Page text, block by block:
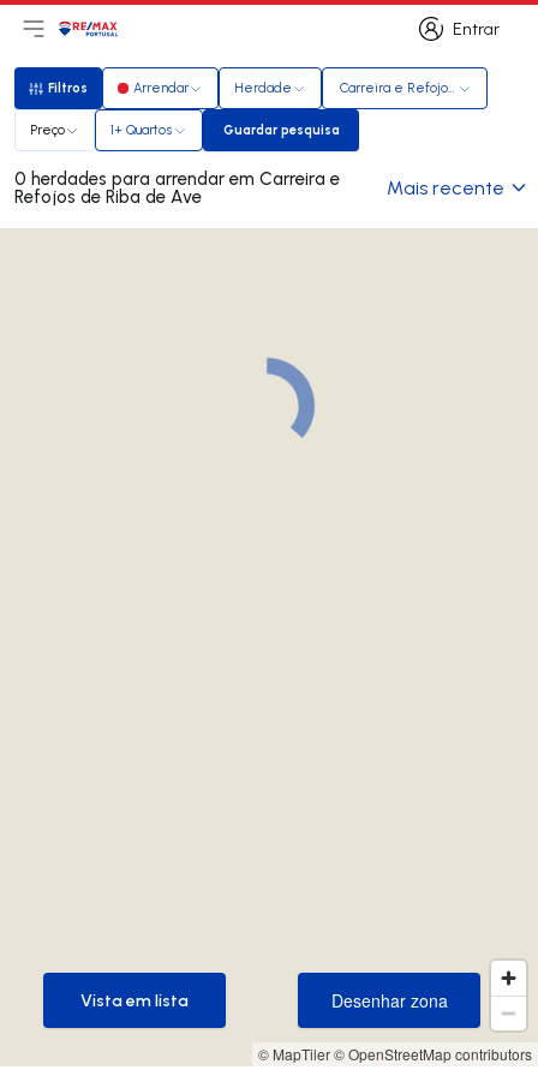
Entrar
Entrar
Abri menu principal
LogoIr para página inicial
Filtros
Filtros Arrendar Herdade Carreira e Refojos de Riba de
Preço 1+ Quartos Guardar pesquisa
Guardar pesquisa
0 herdades para arrendar em Carreira e
Refojos de Riba de Ave Mais recente
© MapTiler© OpenStreetMap contributors
Desenhar zona
Desenhar zona
Vista em lista
Vista em lista